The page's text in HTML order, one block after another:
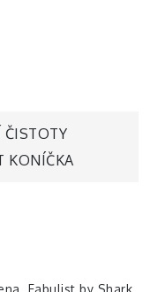
ČISTOTY
KONÍČKA
Fabulist by Shark